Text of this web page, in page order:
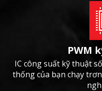
PWM
IC công suất kỹ thuật
thống của bạn chạy